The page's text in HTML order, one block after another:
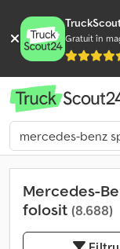
Gratuit în
Mercedes-
folosit (8.688)